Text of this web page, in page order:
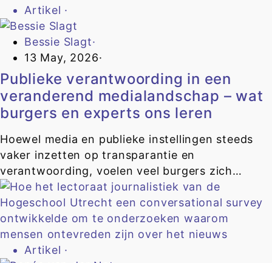
Artikel ·
Bessie Slagt·
13 May, 2026·
Publieke verantwoording in een
veranderend medialandschap – wat
burgers en experts ons leren
Hoewel media en publieke instellingen steeds
vaker inzetten op transparantie en
verantwoording, voelen veel burgers zich…
Artikel ·